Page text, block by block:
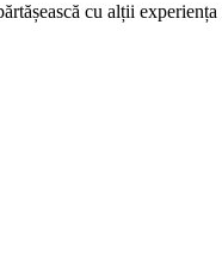
cu alții